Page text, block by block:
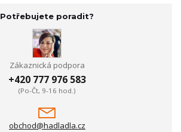
Potřebujete poradit?
Zákaznická podpora
+420 777 976 583
(Po-Čt, 9-16 hod.)
obchod@hadladla.cz